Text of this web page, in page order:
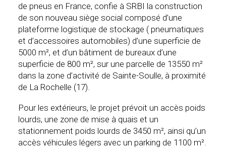
de pneus en France, confie à SRBI la construction
de son nouveau siège social composé d’une
plateforme logistique de stockage ( pneumatiques
et d’accessoires automobiles) d’une superficie de
5000 m², et d’un bâtiment de bureaux d’une
superficie de 800 m², sur une parcelle de 13550 m²
dans la zone d’activité de Sainte-Soulle, à proximité
de La Rochelle (17).
Pour les extérieurs, le projet prévoit un accès poids
lourds, une zone de mise à quais et un
stationnement poids lourds de 3450 m², ainsi qu’un
accès véhicules légers avec un parking de 1100 m².